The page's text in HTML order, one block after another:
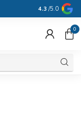
Voor 16:00
4.3 /5.0
0